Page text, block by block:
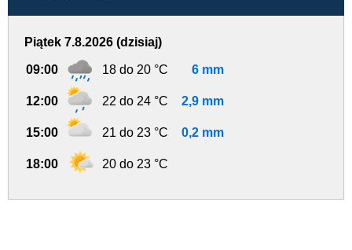
Piątek 7.8.2026 (dzisiaj)
09:00 18 do 20 °C 6 mm
12:00 22 do 24 °C 2,9 mm
15:00 21 do 23 °C 0,2 mm
18:00 20 do 23 °C